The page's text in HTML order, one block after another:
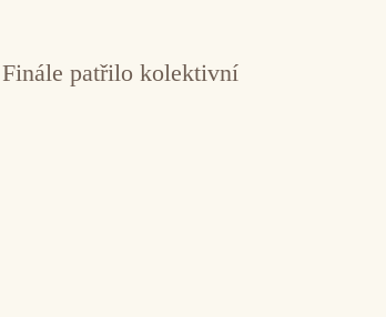
Finále patřilo kolektivní